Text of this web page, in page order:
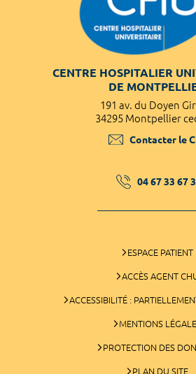
CENTRE HOSPITALIER
DE
191 av. du Doyen
34295 Montpellier
Contacter le
04 67 33 67
ESPACE PATIENT
ACCÈS AGENT
ACCESSIBILITÉ :
MENTIONS
PROTECTION DES
PLAN DU SITE